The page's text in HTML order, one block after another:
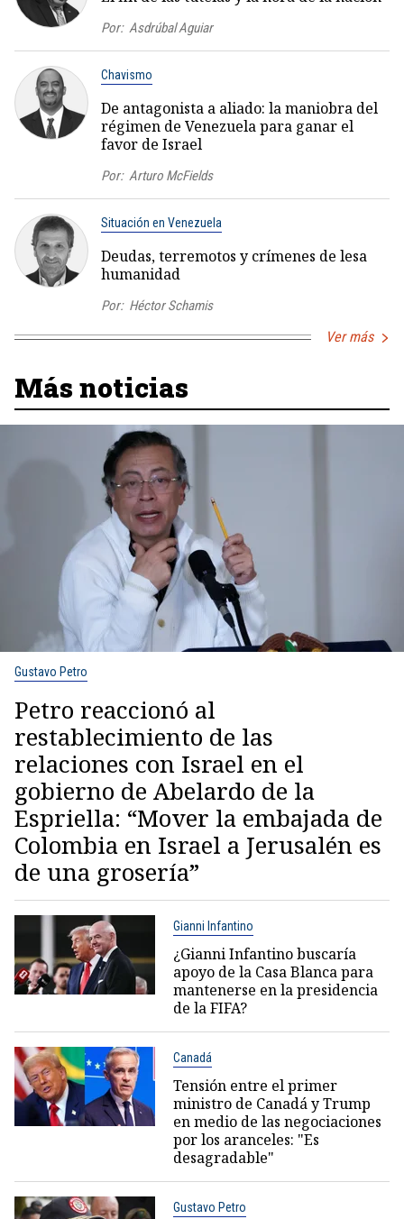
Por: Asdrúbal Aguiar
Chavismo
De antagonista a aliado: la maniobra del
régimen de Venezuela para ganar el
favor de Israel
Por: Arturo McFields
Situación en Venezuela
Deudas, terremotos y crímenes de lesa
humanidad
Por: Héctor Schamis
Ver más
Más noticias
Gustavo Petro
Petro reaccionó al
restablecimiento de las
relaciones con Israel en el
gobierno de Abelardo de la
Espriella: “Mover la embajada de
Colombia en Israel a Jerusalén es
de una grosería”
Gianni Infantino
¿Gianni Infantino buscaría
apoyo de la Casa Blanca para
mantenerse en la presidencia
de la FIFA?
Canadá
Tensión entre el primer
ministro de Canadá y Trump
en medio de las negociaciones
por los aranceles: "Es
desagradable"
Gustavo Petro